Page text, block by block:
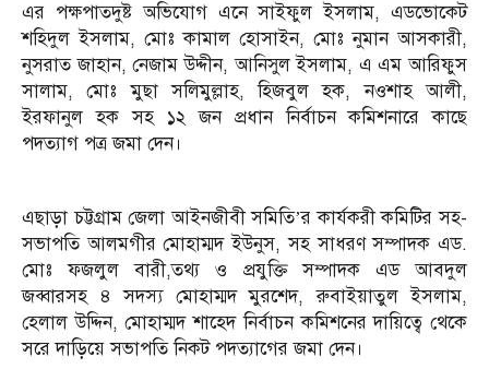
এর পক্ষপাতদুষ্ট অভিযোগ এনে সাইফুল ইসলাম, এডভোকেট
শহিদুল ইসলাম, মোঃ কামাল হোসাইন, মোঃ নুমান আসকারী,
নুসরাত জাহান, নেজাম উদ্দীন, আনিসুল ইসলাম, এ এম আরিফুস
সালাম, মোঃ মুছা সলিমুল্লাহ, হিজবুল হক, নওশাহ আলী,
ইরফানুল হক সহ ১২ জন প্রধান নির্বাচন কমিশনারে কাছে
পদত্যাগ পত্র জমা দেন।
এছাড়া চট্টগ্রাম জেলা আইনজীবী সমিতি’র কার্যকরী কমিটির সহ-
সভাপতি আলমগীর মোহাম্মদ ইউনুস, সহ সাধরণ সম্পাদক এড.
মোঃ ফজলুল বারী,তথ্য ও প্রযুক্তি সম্পাদক এড আবদুল
জব্বারসহ ৪ সদস্য মোহাম্মদ মুরশেদ, রুবাইয়াতুল ইসলাম,
হেলাল উদ্দিন, মোহাম্মদ শাহেদ নির্বাচন কমিশনের দায়িত্বে থেকে
সরে দাড়িয়ে সভাপতি নিকট পদত্যাগের জমা দেন।